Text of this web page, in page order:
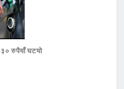
रुपैयाँ घटयो